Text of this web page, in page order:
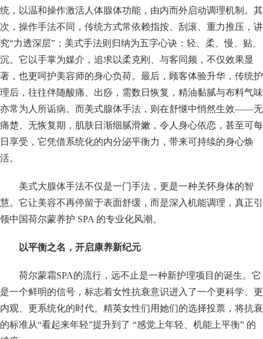
统，以温和操作激活人体腺体功能，由内而外启动调理机制。其
次，操作手法不同，传统方式常依赖指按、刮滚、重力推压，讲
究“力透深层”；美式手法则归纳为五字心诀：轻、柔、慢、贴、
沉。它以手掌为媒介，追求以柔克刚、与客同频，不仅效果显
著，也更呵护美容师的身心负荷。最后，顾客体验升华，传统护
理后，往往伴随酸痛、出痧，需数日恢复，精油黏腻与布料气味
亦常为人所诟病。而美式腺体手法，则在舒惬中悄然生效——无
痛楚、无恢复期，肌肤日渐细腻滑嫩，令人身心依恋，甚至可每
日享受，它凭借系统化的内分泌平衡力，带来可持续的身心焕
活。
美式大腺体手法不仅是一门手法，更是一种关怀身体的智
慧。它让美容不再停留于表面舒缓，而是深入机能调理，真正引
领中国荷尔蒙养护 SPA 的专业化风潮。
以平衡之名，开启康养新纪元
荷尔蒙霜SPA的流行，远不止是一种新护理项目的诞生。它
是一个鲜明的信号，标志着女性抗衰意识进入了一个更科学、更
内观、更系统化的时代。精英女性们用她们的选择投票，将抗衰
的标准从“看起来年轻”提升到了 “感觉上年轻、机能上平衡” 的